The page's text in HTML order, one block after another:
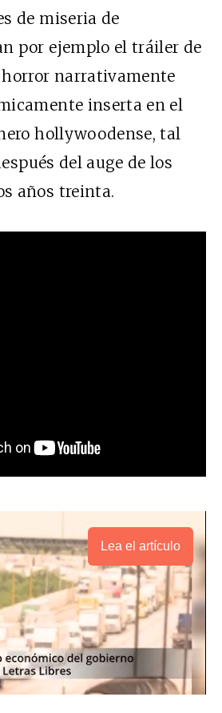
de miseria de
por ejemplo el tráiler de
narrativamente
inserta en el
hollywoodense, tal
del auge de los
años treinta.
Lea el artículo